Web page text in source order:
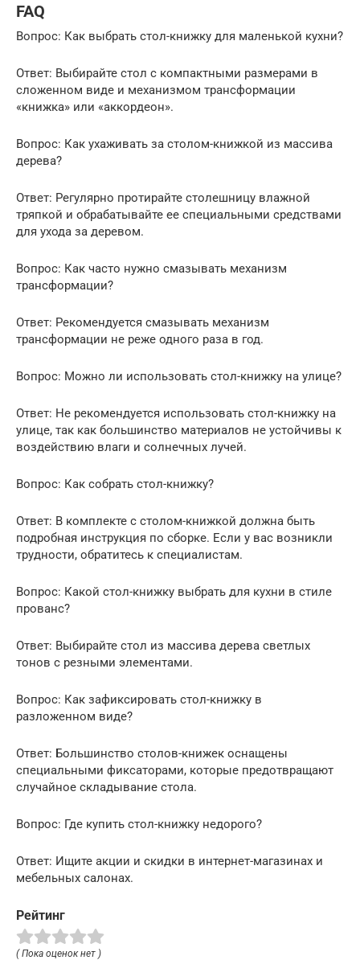
FAQ
Вопрос: Как выбрать стол-книжку для маленькой кухни?
Ответ: Выбирайте стол с компактными размерами в
сложенном виде и механизмом трансформации
«книжка» или «аккордеон».
Вопрос: Как ухаживать за столом-книжкой из массива
дерева?
Ответ: Регулярно протирайте столешницу влажной
тряпкой и обрабатывайте ее специальными средствами
для ухода за деревом.
Вопрос: Как часто нужно смазывать механизм
трансформации?
Ответ: Рекомендуется смазывать механизм
трансформации не реже одного раза в год.
Вопрос: Можно ли использовать стол-книжку на улице?
Ответ: Не рекомендуется использовать стол-книжку на
улице, так как большинство материалов не устойчивы к
воздействию влаги и солнечных лучей.
Вопрос: Как собрать стол-книжку?
Ответ: В комплекте с столом-книжкой должна быть
подробная инструкция по сборке. Если у вас возникли
трудности, обратитесь к специалистам.
Вопрос: Какой стол-книжку выбрать для кухни в стиле
прованс?
Ответ: Выбирайте стол из массива дерева светлых
тонов с резными элементами.
Вопрос: Как зафиксировать стол-книжку в
разложенном виде?
Ответ: Большинство столов-книжек оснащены
специальными фиксаторами, которые предотвращают
случайное складывание стола.
Вопрос: Где купить стол-книжку недорого?
Ответ: Ищите акции и скидки в интернет-магазинах и
мебельных салонах.
Рейтинг
( Пока оценок нет )